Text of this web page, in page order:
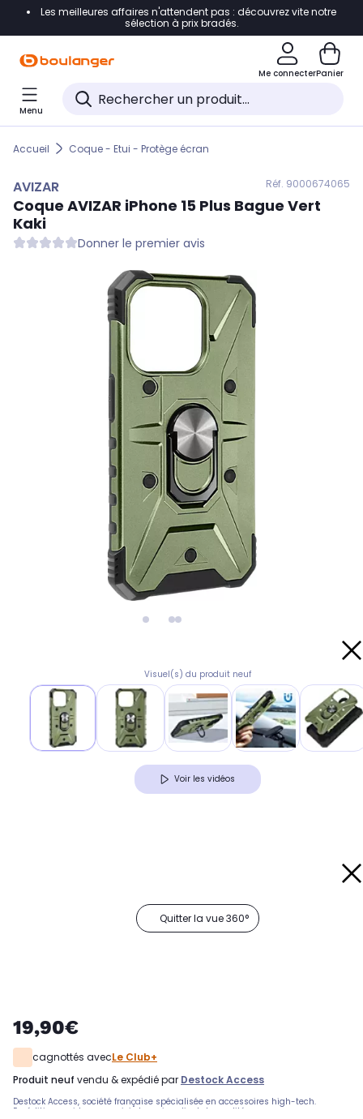
Accéder directement à la navigation
Accéder directement au pied de page
Accéder directement au chatbot
Les meilleures affaires n'attendent pas : découvrez vite notre
sélection à prix bradés.
Me connecterPanier
Menu
Accueil Coque - Etui - Protège écran
AVIZAR Réf. 9000674065
Coque AVIZAR iPhone 15 Plus Bague Vert
Kaki
Donner le premier avis
Visuel(s) du produit neuf
Voir les vidéos
Quitter la vue 360°
19,90€
cagnottés avecLe Club+
produit neuf vendu & expédié par Destock Access
Destock Access, société française spécialisée en accessoires high-tech.
Expédition rapide avec suivi et service client de qualité.